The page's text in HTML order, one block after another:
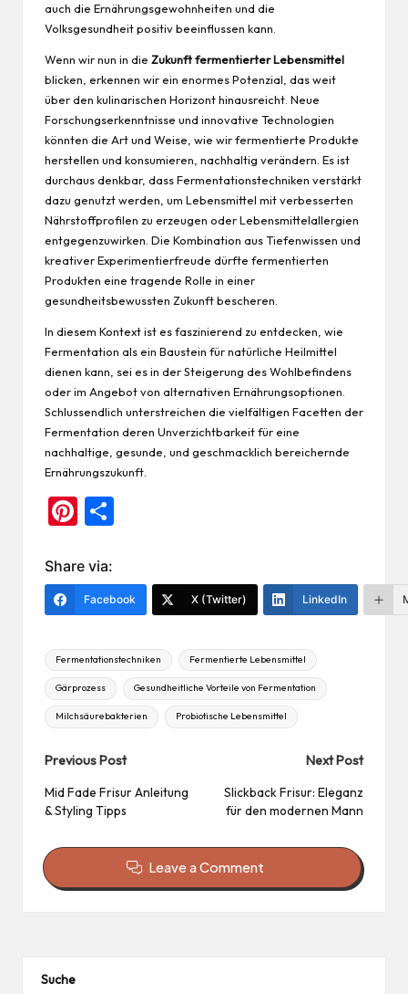
auch die Ernährungsgewohnheiten und die
Volksgesundheit positiv beeinflussen kann.
Wenn wir nun in die Zukunft fermentierter Lebensmittel
blicken, erkennen wir ein enormes Potenzial, das weit
über den kulinarischen Horizont hinausreicht. Neue
Forschungserkenntnisse und innovative Technologien
könnten die Art und Weise, wie wir fermentierte Produkte
herstellen und konsumieren, nachhaltig verändern. Es ist
durchaus denkbar, dass Fermentationstechniken verstärkt
dazu genutzt werden, um Lebensmittel mit verbesserten
Nährstoffprofilen zu erzeugen oder Lebensmittelallergien
entgegenzuwirken. Die Kombination aus Tiefenwissen und
kreativer Experimentierfreude dürfte fermentierten
Produkten eine tragende Rolle in einer
gesundheitsbewussten Zukunft bescheren.
In diesem Kontext ist es faszinierend zu entdecken, wie
Fermentation als ein Baustein fürnatürliche Heilmittel
dienen kann, sei es in der Steigerung des Wohlbefindens
oder im Angebot von alternativen Ernährungsoptionen.
Schlussendlich unterstreichen die vielfältigen Facetten der
Fermentation deren Unverzichtbarkeit für eine
nachhaltige, gesunde, und geschmacklich bereichernde
Ernährungszukunft.
Pi
er
es
Share via:
Facebook X (Twitter) LinkedIn
Tags:
Fermentationstechniken Fermentierte Lebensmittel
Gärprozess Gesundheitliche Vorteile von Fermentation
Milchsäurebakterien Probiotische Lebensmittel
Post
navigation
Previous Post
Mid Fade Frisur Anleitung
& Styling Tipps
Next Post
Slickback Frisur: Eleganz
für den modernen Mann
Leave a Comment
Suche